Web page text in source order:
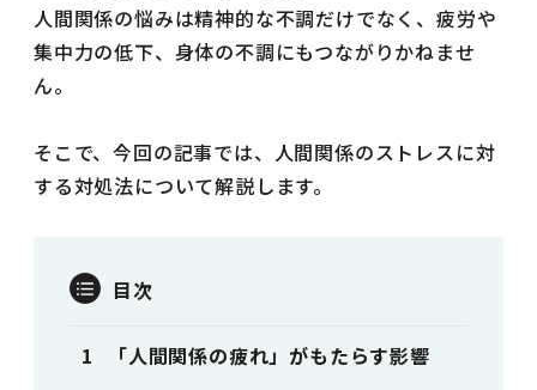
人間関係の悩みは精神的な不調だけでなく、疲労や
集中力の低下、身体の不調にもつながりかねませ
ん。
そこで、今回の記事では、人間関係のストレスに対
する対処法について解説します。
目次
「人間関係の疲れ」がもたらす影響